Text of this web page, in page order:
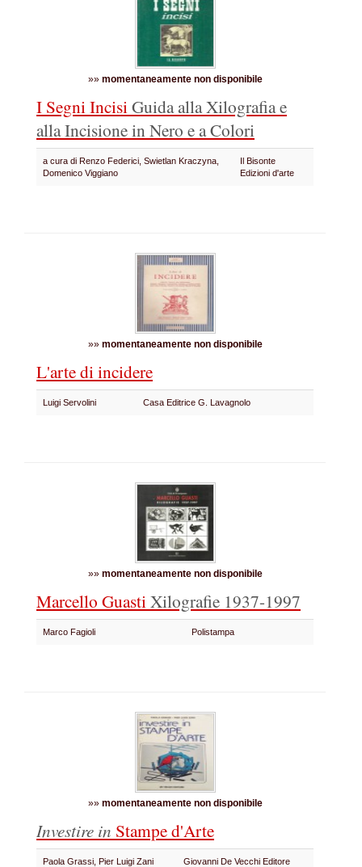
»» momentaneamente non disponibile
I Segni IncisiGuida alla Xilografia e
alla Incisione in Nero e a Colori
a cura di Renzo Federici, Swietlan Kraczyna,
Domenico Viggiano
Il Bisonte
Edizioni d'arte
»» momentaneamente non disponibile
L'arte di incidere
Luigi Servolini Casa Editrice G. Lavagnolo
»» momentaneamente non disponibile
Marcello GuastiXilografie 1937-1997
Marco Fagioli Polistampa
»» momentaneamente non disponibile
Investire in Stampe d'Arte
Paola Grassi, Pier Luigi Zani Giovanni De Vecchi Editore